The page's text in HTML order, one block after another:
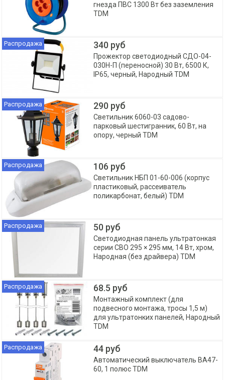
гнезда ПВС 1300 Вт без заземления
TDM
Распродажа 340 руб
Прожектор светодиодный СДО-04-
030Н-П (переносной) 30 Вт, 6500 К,
IP65, черный, Народный TDM
Распродажа 290 руб
Светильник 6060-03 садово-
парковый шестигранник, 60 Вт, на
опору, черный TDM
Распродажа 106 руб
Светильник НБП 01-60-006 (корпус
пластиковый, рассеиватель
поликарбонат, белый) TDM
Распродажа 50 руб
Светодиодная панель ультратонкая
серии СВО 295 × 295 мм, 14 Вт, хром,
Народная (без драйвера) TDM
Распродажа 68.5 руб
Монтажный комплект (для
подвесного монтажа, тросы 1,5 м)
для ультратонких панелей, Народный
TDM
Распродажа 44 руб
Автоматический выключатель ВА47-
60, 1 полюс TDM